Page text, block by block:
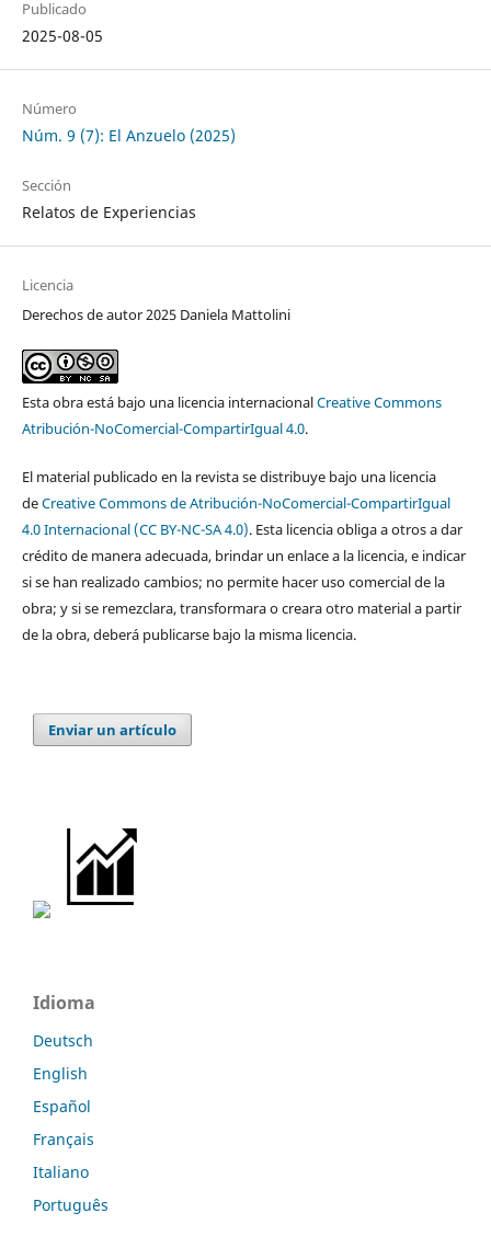
Publicado
2025-08-05
Número
Núm. 9 (7): El Anzuelo (2025)
Sección
Relatos de Experiencias
Licencia
Derechos de autor 2025 Daniela Mattolini
Esta obra está bajo una licencia internacionalCreative Commons
Atribución-NoComercial-CompartirIgual 4.0.
El material publicado en la revista se distribuye bajo una licencia
deCreative Commons de Atribución-NoComercial-CompartirIgual
4.0 Internacional (CC BY-NC-SA 4.0). Esta licencia obliga a otros a dar
crédito de manera adecuada, brindar un enlace a la licencia, e indicar
si se han realizado cambios; no permite hacer uso comercial de la
obra; y si se remezclara, transformara o creara otro material a partir
de la obra, deberá publicarse bajo la misma licencia.
Enviar un artículo
Idioma
Deutsch
English
Español
Français
Italiano
Português